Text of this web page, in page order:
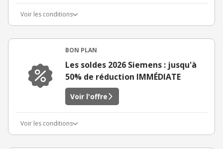
Voir les conditions
BON PLAN
Les soldes 2026 Siemens : jusqu'à
50% de réduction IMMÉDIATE
Voir l'offre
Voir les conditions